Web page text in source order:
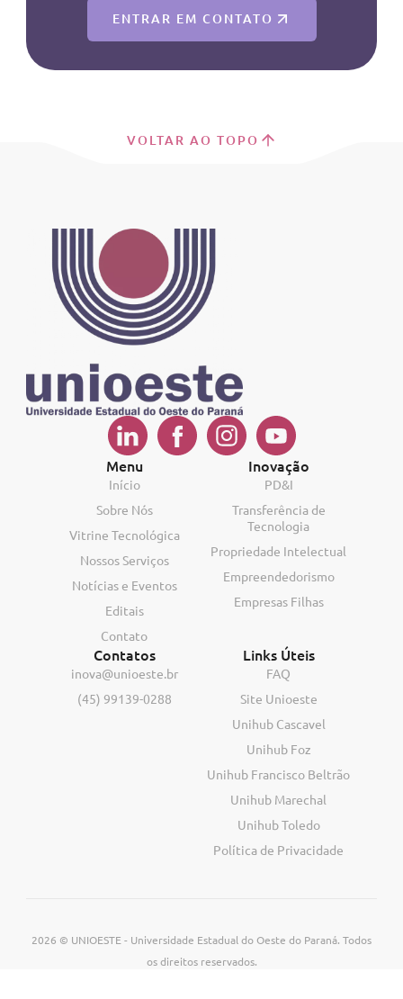
ENTRAR EM CONTATO
VOLTAR AO TOPO
Menu
Início
Sobre Nós
Vitrine Tecnológica
Nossos Serviços
Notícias e Eventos
Editais
Contato
Inovação
PD&I
Transferência de
Tecnologia
Propriedade Intelectual
Empreendedorismo
Empresas Filhas
Contatos
inova@unioeste.br
(45) 99139-0288
Links Úteis
FAQ
Site Unioeste
Unihub Cascavel
Unihub Foz
Unihub Francisco Beltrão
Unihub Marechal
Unihub Toledo
Política de Privacidade
2026 © UNIOESTE - Universidade Estadual do Oeste do Paraná. Todos
os direitos reservados.